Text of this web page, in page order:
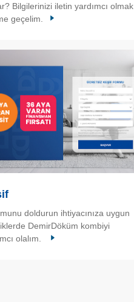
Bilgilerinizi iletin yardımcı olmak
geçelim.
doldurun ihtiyacınıza uygun
DemirDöküm kombiyi
olalım.